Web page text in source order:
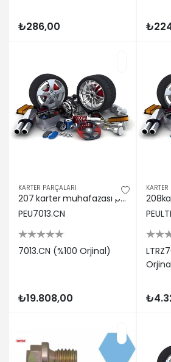
₺286,00
KARTER PARÇALARI
207 karter muhafazası peugeot 7013.CN
PEU7013.CN
7013.CN (%100 Orjinal)
₺19.808,00